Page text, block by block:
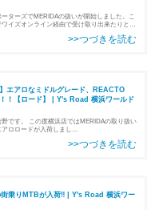
ターズでMERIDAの扱いが開始しました。こ
イズオンライン経由で受け取り出来たりとよ
エアロなミドルグレード、REACTO
！【ロード】 | Y's Road 横浜ワールド
です。 この度横浜店ではMERIDAの取り扱い
ロロードが入荷しまし
乗りMTBが入荷‼ | Y's Road 横浜ワー